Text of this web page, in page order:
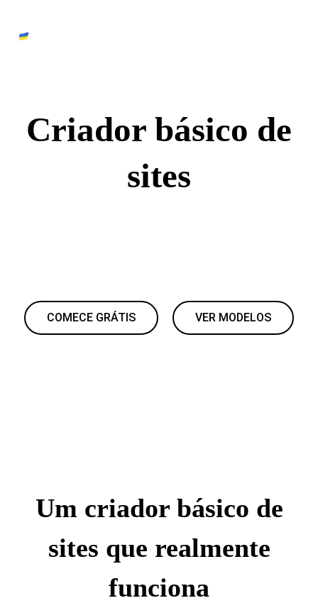
Criador básico de
sites
COMECE GRÁTIS VER MODELOS
Um criador básico de
sites que realmente
funciona